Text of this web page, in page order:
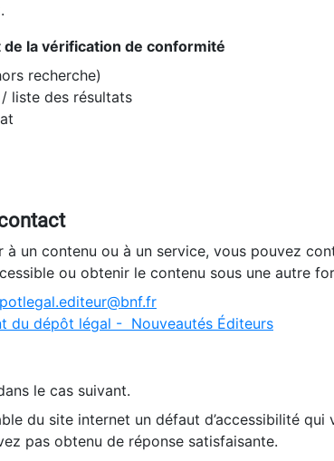
de la vérification de conformité
recherche)
/ liste des résultats
à un contenu ou à un service, vous pouvez
ou obtenir le contenu sous une autre
du dépôt légal - Nouveautés Éditeurs
le cas suivant.
du site internet un défaut d’accessibilité qui
pas obtenu de réponse satisfaisante.